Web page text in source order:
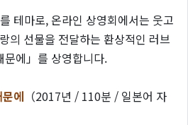
를 테마로, 온라인 상영회에서는 웃고
의 선물을 전달하는 환상적인 러브
에」를 상영합니다.
에 （2017년 / 110분 / 일본어 자